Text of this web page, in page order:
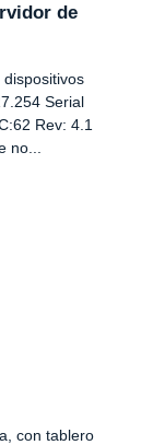
de
Serial
Rev: 4.1
no...
con tablero